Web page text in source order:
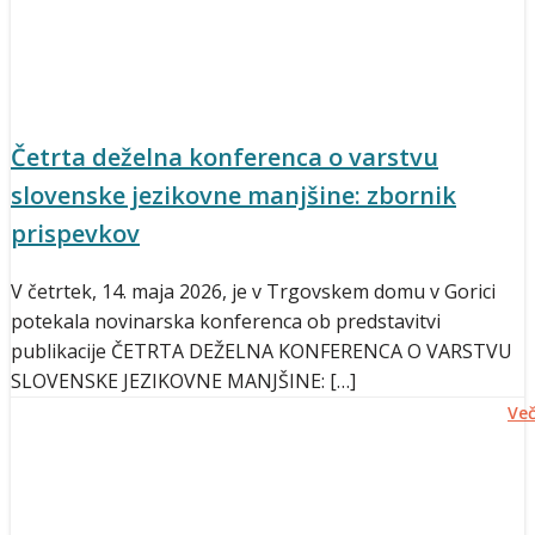
Četrta deželna konferenca o varstvu
slovenske jezikovne manjšine: zbornik
prispevkov
V četrtek, 14. maja 2026, je v Trgovskem domu v Gorici
potekala novinarska konferenca ob predstavitvi
publikacije ČETRTA DEŽELNA KONFERENCA O VARSTVU
SLOVENSKE JEZIKOVNE MANJŠINE: […]
Več